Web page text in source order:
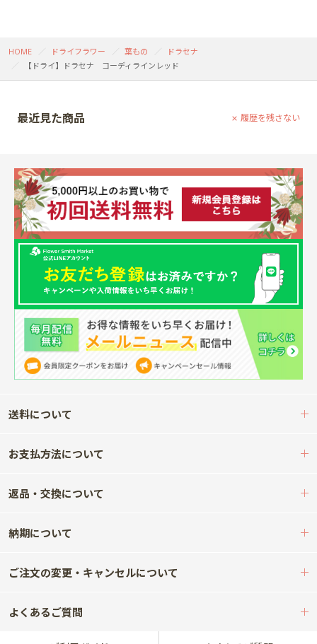
HOME ドライフラワー 葉もの
ドラセナ
【ドライ】ドラセナ コーディラインレッド
最近見た商品 履歴を残さない
送料について
お支払方法について
返品・交換について
納期について
ご注文の変更・キャンセルについて
よくあるご質問